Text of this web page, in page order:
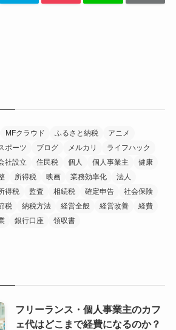
MFクラウド ふるさと納税
アニメ
ポーツ ブログ メルカリ
ライフハック
社設立 住民税 個人 個人事業主
健康
所得税 映画 業務効率化
法人
得税 監査 相続税 確定申告
社会保険
税 納税方法 経営全般 経営改善
経費
銀行口座 領収書
フリーランス・個人事業主のカフ
ェ代はどこまで経費になるのか？